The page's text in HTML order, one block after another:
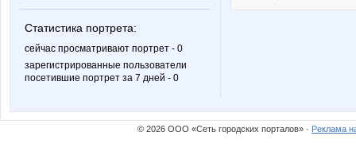
Статистика портрета:
сейчас просматривают портрет - 0
зарегистрированные пользователи
посетившие портрет за 7 дней - 0
© 2026 ООО «Сеть городских порталов» · Реклама